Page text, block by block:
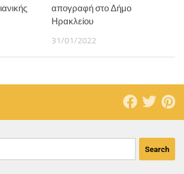
απογραφή στο Δήμο
Ηρακλείου
31/01/2022